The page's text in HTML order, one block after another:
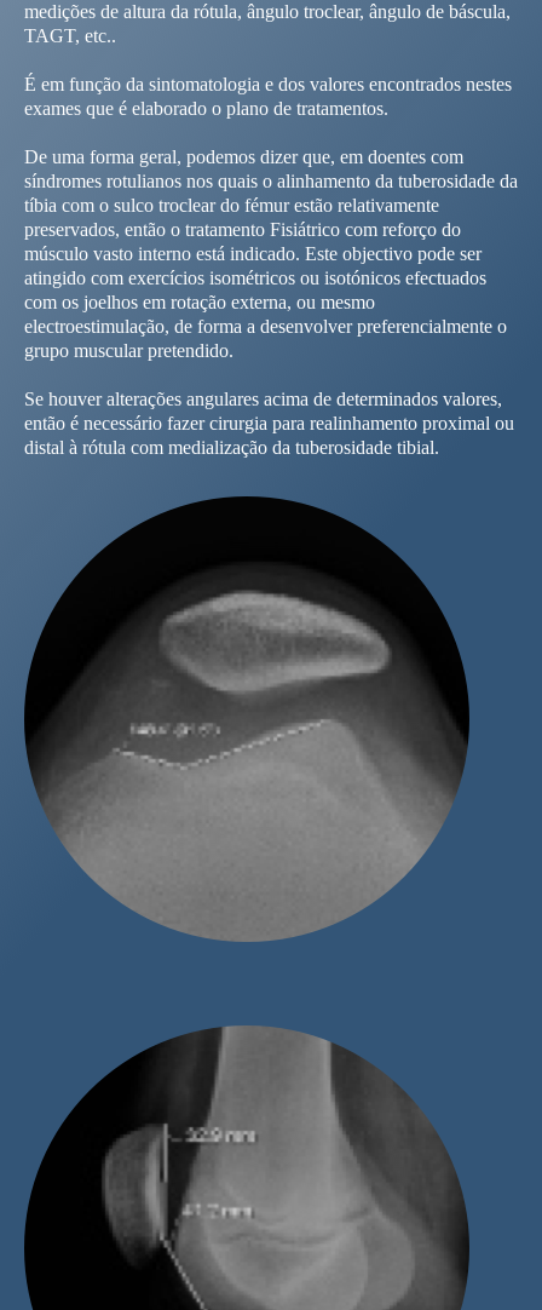
medições de altura da rótula, ângulo troclear, ângulo de báscula,
TAGT, etc..
É em função da sintomatologia e dos valores encontrados nestes
exames que é elaborado o plano de tratamentos.
De uma forma geral, podemos dizer que, em doentes com
síndromes rotulianos nos quais o alinhamento da tuberosidade da
tíbia com o sulco troclear do fémur estão relativamente
preservados, então o tratamento Fisiátrico com reforço do
músculo vasto interno está indicado. Este objectivo pode ser
atingido com exercícios isométricos ou isotónicos efectuados
com os joelhos em rotação externa, ou mesmo
electroestimulação, de forma a desenvolver preferencialmente o
grupo muscular pretendido.
Se houver alterações angulares acima de determinados valores,
então é necessário fazer cirurgia para realinhamento proximal ou
distal à rótula com medialização da tuberosidade tibial.